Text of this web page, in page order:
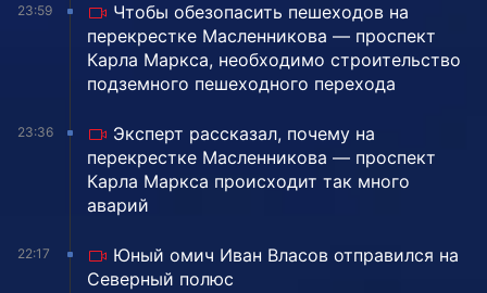
23:59
Чтобы обезопасить пешеходов на
перекрестке Масленникова — проспект
Карла Маркса, необходимо строительство
подземного пешеходного перехода
23:36
Эксперт рассказал, почему на
перекрестке Масленникова — проспект
Карла Маркса происходит так много
аварий
22:17
Юный омич Иван Власов отправился на
Северный полюс